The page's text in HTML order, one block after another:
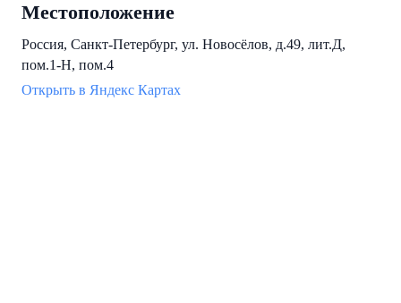
Местоположение
Россия, Санкт-Петербург, ул. Новосёлов, д.49, лит.Д,
пом.1-Н, пом.4
Открыть в Яндекс Картах